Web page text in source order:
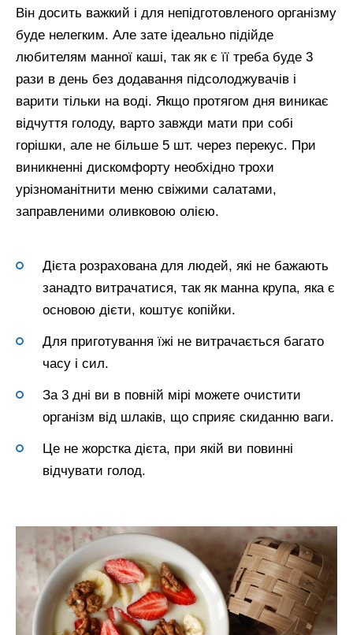
Він досить важкий і для непідготовленого організму
буде нелегким. Але зате ідеально підійде
любителям манної каші, так як є її треба буде 3
рази в день без додавання підсолоджувачів і
варити тільки на воді. Якщо протягом дня виникає
відчуття голоду, варто завжди мати при собі
горішки, але не більше 5 шт. через перекус. При
виникненні дискомфорту необхідно трохи
урізноманітнити меню свіжими салатами,
заправленими оливковою олією.
Дієта розрахована для людей, які не бажають
занадто витрачатися, так як манна крупа, яка є
основою дієти, коштує копійки.
Для приготування їжі не витрачається багато
часу і сил.
За 3 дні ви в повній мірі можете очистити
організм від шлаків, що сприяє скиданню ваги.
Це не жорстка дієта, при якій ви повинні
відчувати голод.